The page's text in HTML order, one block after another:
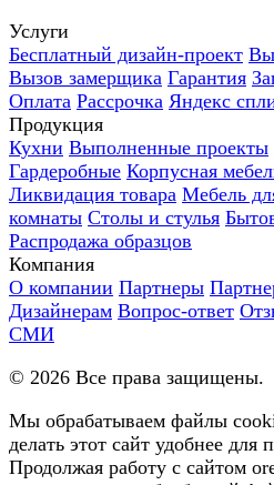
Услуги
Бесплатный дизайн-проект
Вызов замерщика Гарантия
Оплата Рассрочка Яндекс
Продукция
Кухни Выполненные проекты
Гардеробные Корпусная
Ликвидация товара Мебель
комнаты Столы и стулья
Распродажа образцов
Компания
О компании Партнеры
Дизайнерам Вопрос-ответ
СМИ
© 2026 Все права защищены.
Мы обрабатываем файлы
делать этот сайт удобнее для
Продолжая работу с сайтом